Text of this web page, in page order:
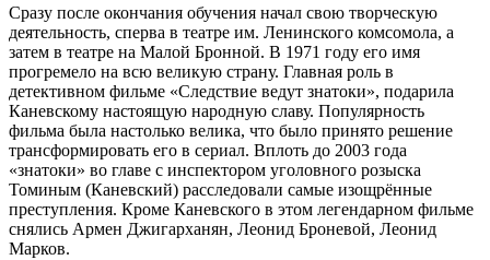
Сразу после окончания обучения начал свою творческую
деятельность, сперва в театре им. Ленинского комсомола, а
затем в театре на Малой Бронной. В 1971 году его имя
прогремело на всю великую страну. Главная роль в
детективном фильме «Следствие ведут знатоки», подарила
Каневскому настоящую народную славу. Популярность
фильма была настолько велика, что было принято решение
трансформировать его в сериал. Вплоть до 2003 года
«знатоки» во главе с инспектором уголовного розыска
Томиным (Каневский) расследовали самые изощрённые
преступления. Кроме Каневского в этом легендарном фильме
снялись Армен Джигарханян, Леонид Броневой, Леонид
Марков.